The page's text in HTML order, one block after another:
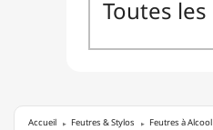
Accueil Feutres & Stylos Feutres à Alcool